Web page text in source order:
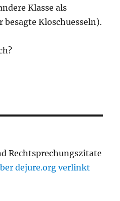
Klasse als
Kloschuesseln).
Rechtsprechungszitate
dejure.org verlinkt